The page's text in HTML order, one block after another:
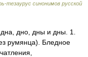
тезаурус синонимов русской
дно, дны и дны. 1.
румянца). Бледное